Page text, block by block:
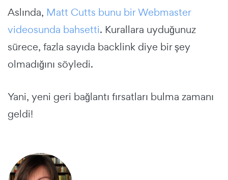
Aslında, Matt Cutts bunu bir Webmaster
videosunda bahsetti. Kurallara uyduğunuz
sürece, fazla sayıda backlink diye bir şey
olmadığını söyledi.
Yani, yeni geri bağlantı fırsatları bulma zamanı
geldi!